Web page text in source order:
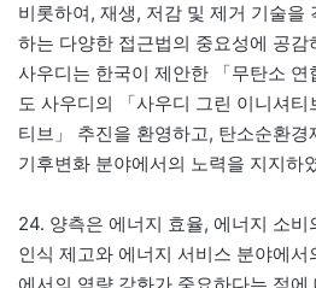
비롯하여, 재생, 저감 및 제거 기술을
하는 다양한 접근법의 중요성에 공감
사우디는 한국이 제안한 「무탄소
도 사우디의 「사우디 그린 이니셔
티브」 추진을 환영하고, 탄소순환
기후변화 분야에서의 노력을 지지하
24. 양측은 에너지 효율, 에너지 소
인식 제고와 에너지 서비스 분야에